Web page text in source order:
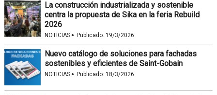
La construcción industrializada y sostenible
centra la propuesta de Sika en la feria Rebuild
2026
NOTICIAS · Publicado: 19/3/2026
Nuevo catálogo de soluciones para fachadas
sostenibles y eficientes de Saint-Gobain
NOTICIAS · Publicado: 18/3/2026